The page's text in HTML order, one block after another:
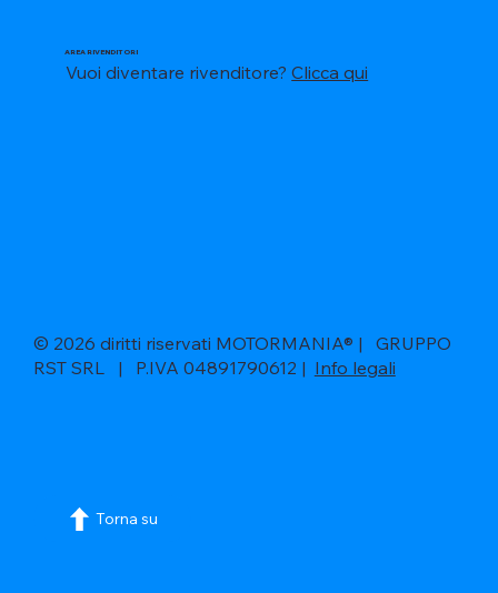
AREA RIVENDITORI
Vuoi diventare rivenditore?Clicca qui
© 2026 diritti riservati MOTORMANIA® | GRUPPO
RST SRL | P.IVA 04891790612 | Info legali
Torna su